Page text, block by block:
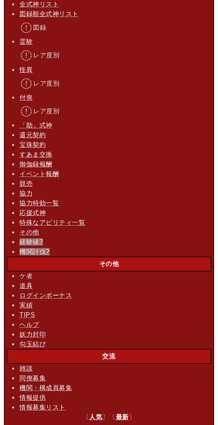
全式神リスト
図録順全式神リスト
図録
霊験
レア度別
怪異
レア度別
付喪
レア度別
「助」式神
還元契約
宝珠契約
すあま交換
御伽録報酬
イベント報酬
競売
協力
協力特効一覧
応援式神
特殊なアビリティ一覧
その他
経験値?
機関討伐?
その他
ケ者
道具
ログインボーナス
実績
TIPS
ヘルプ
妖力封印
勾玉結び
交流
雑談
同僚募集
機関・構成員募集
情報提供
情報募集リスト
〔 人気〕〔 最新 〕